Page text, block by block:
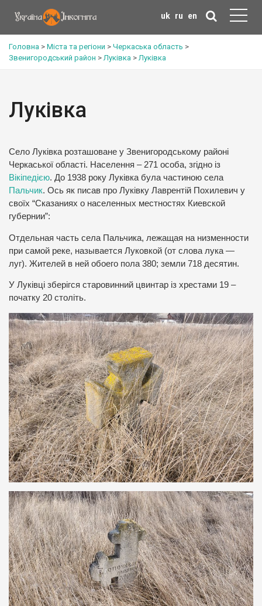
uk ru en
Головна > Міста та регіони > Черкаська область >
Звенигородський район >Луківка >Луківка
Луківка
Село Луківка розташоване у Звенигородському районі
Черкаської області. Населення – 271 особа, згідно із
Вікіпедією. До 1938 року Луківка була частиною села
Пальчик. Ось як писав про Луківку Лаврентій Похилевич у
своїх “Сказаниях о населенных местностях Киевской
губернии”:
Отдельная часть села Пальчика, лежащая на низменности
при самой реке, называется Луковкой (от слова лука —
луг). Жителей в ней обоего пола 380; земли 718 десятин.
У Луківці зберігся старовинний цвинтар із хрестами 19 –
початку 20 століть.